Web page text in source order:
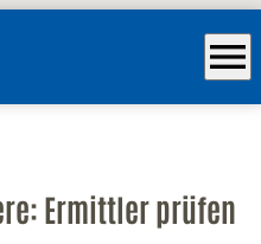
menu
Ermittler prüfen